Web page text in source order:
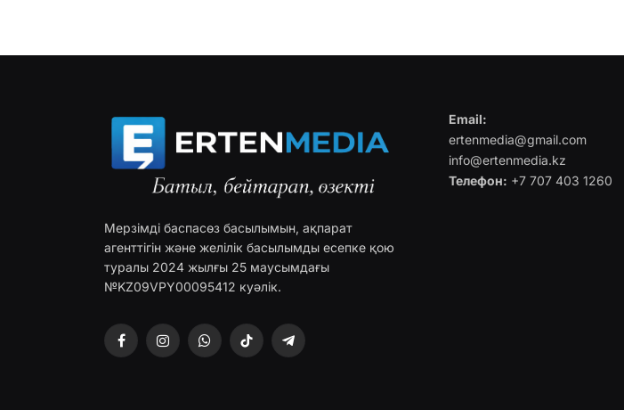
Мерзімді баспасөз басылымын, ақпарат
агенттігін және желілік басылымды есепке қою
туралы 2024 жылғы 25 маусымдағы
№KZ09VPY00095412 куәлік.
FacebookInstagramWhatsAppTikTok Telegram
Email:
ertenmedia@gmail.com
info@ertenmedia.kz
Телефон: +7 707 403 1260